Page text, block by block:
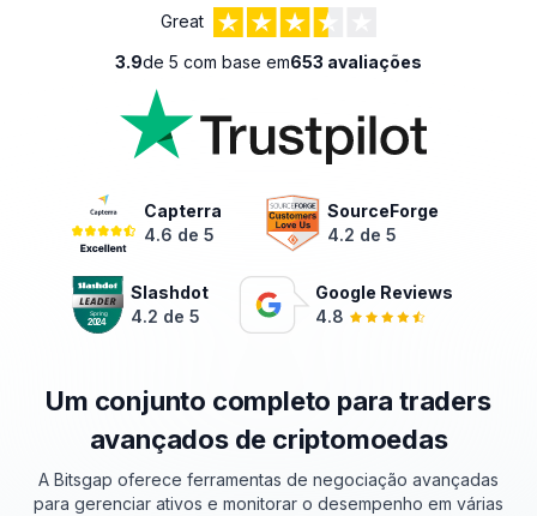
Great
3.9de 5 com base em653 avaliações
Capterra
4.6 de 5
SourceForge
4.2 de 5
Slashdot
4.2 de 5
Google Reviews
4.8
Um conjunto completo para traders
avançados de criptomoedas
A Bitsgap oferece ferramentas de negociação avançadas
para gerenciar ativos e monitorar o desempenho em várias